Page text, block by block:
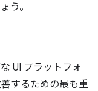
う。
UI プラットフォ
するための最も重